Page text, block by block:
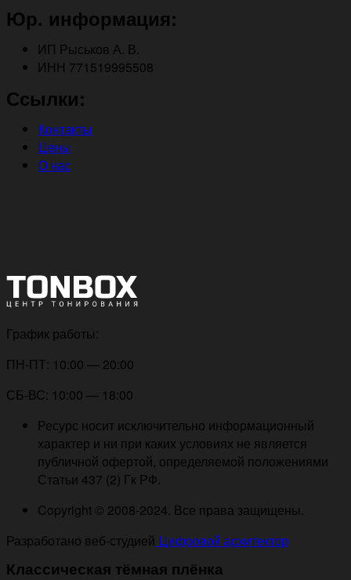
Юр. информация:
ИП Рыськов А. В.
ИНН 771519995508
Ссылки:
Контакты
Цены
О нас
График работы:
ПН-ПТ: 10:00 — 20:00
СБ-ВС: 10:00 — 18:00
Ресурс носит исключительно информационный
характер и ни при каких условиях не является
публичной офертой, определяемой положениями
Статьи 437 (2) Гк РФ.
Copyright © 2008-2024. Все права защищены.
Разработано веб-студией Цифровой архитектор
Классическая тёмная плёнка